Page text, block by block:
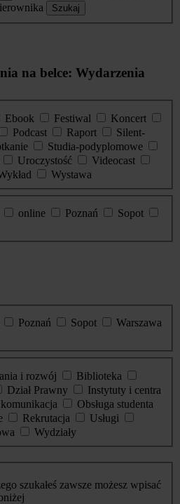
Szukaj
na belce: Wydarzenia
Ebook Festiwal
Koncert
Podcast Raport
Silent-
Studia-podyplomowe
Uroczystość
Videocast
Wystawa
online Poznań
Sopot
Poznań Sopot
Warszawa
i rozwój
Biblioteka
Dział Prawny
Instytuty i centra
Obsługa studenta
Rekrutacja
Usługi
Wydziały
szukałeś zawsze możesz wpisać